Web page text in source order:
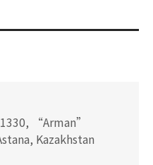
“Arman”
Kazakhstan